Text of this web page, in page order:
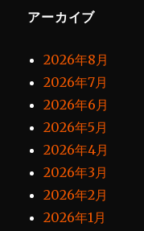
アーカイブ
2026年8月
2026年7月
2026年6月
2026年5月
2026年4月
2026年3月
2026年2月
2026年1月